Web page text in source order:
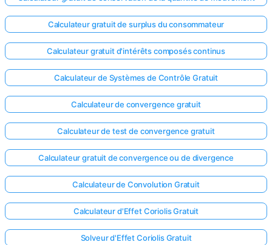
Calculateur gratuit de surplus du consommateur
Calculateur gratuit d'intérêts composés continus
Calculateur de Systèmes de Contrôle Gratuit
Calculateur de convergence gratuit
Calculateur de test de convergence gratuit
Calculateur gratuit de convergence ou de divergence
Calculateur de Convolution Gratuit
Calculateur d'Effet Coriolis Gratuit
Solveur d'Effet Coriolis Gratuit